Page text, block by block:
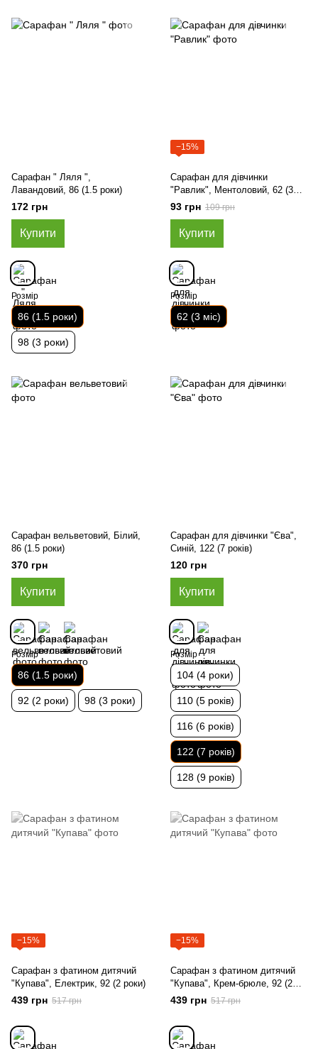
Сарафан " Ляля ",
Лавандовий, 86 (1.5 роки)
172 грн
Купити
Розмір
86 (1.5 роки)
98 (3 роки)
−15%
Сарафан для дівчинки
"Равлик", Ментоловий, 62 (3
міс)
93 грн 109 грн
Купити
Розмір
62 (3 міс)
Сарафан вельветовий, Білий,
86 (1.5 роки)
370 грн
Купити
Розмір
86 (1.5 роки)
92 (2 роки) 98 (3 роки)
Сарафан для дівчинки "Єва",
Синій, 122 (7 років)
120 грн
Купити
Розмір
104 (4 роки)
110 (5 років)
116 (6 років)
122 (7 років)
128 (9 років)
−15%
Сарафан з фатином дитячий
"Купава", Електрик, 92 (2 роки)
439 грн 517 грн
−15%
Сарафан з фатином дитячий
"Купава", Крем-брюле, 92 (2
роки)
439 грн 517 грн